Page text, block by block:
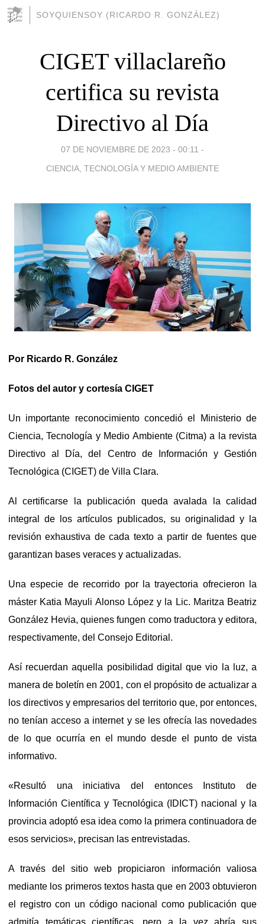
SOYQUIENSOY (RICARDO R. GONZÁLEZ)
CIGET villaclareño
certifica su revista
Directivo al Día
07 DE NOVIEMBRE DE 2023 - 00:11 -
CIENCIA, TECNOLOGÍA Y MEDIO AMBIENTE
Por Ricardo R. González
Fotos del autor y cortesía CIGET
Un importante reconocimiento concedió el Ministerio de
Ciencia, Tecnología y Medio Ambiente (Citma) a la revista
Directivo al Día, del Centro de Información y Gestión
Tecnológica (CIGET) de Villa Clara.
Al certificarse la publicación queda avalada la calidad
integral de los artículos publicados, su originalidad y la
revisión exhaustiva de cada texto a partir de fuentes que
garantizan bases veraces y actualizadas.
Una especie de recorrido por la trayectoria ofrecieron la
máster Katia Mayuli Alonso López y la Lic. Maritza Beatriz
González Hevia, quienes fungen como traductora y editora,
respectivamente, del Consejo Editorial.
Así recuerdan aquella posibilidad digital que vio la luz, a
manera de boletín en 2001, con el propósito de actualizar a
los directivos y empresarios del territorio que, por entonces,
no tenían acceso a internet y se les ofrecía las novedades
de lo que ocurría en el mundo desde el punto de vista
informativo.
«Resultó una iniciativa del entonces Instituto de
Información Científica y Tecnológica (IDICT) nacional y la
provincia adoptó esa idea como la primera continuadora de
esos servicios», precisan las entrevistadas.
A través del sitio web propiciaron información valiosa
mediante los primeros textos hasta que en 2003 obtuvieron
el registro con un código nacional como publicación que
admitía temáticas científicas, pero a la vez abría sus